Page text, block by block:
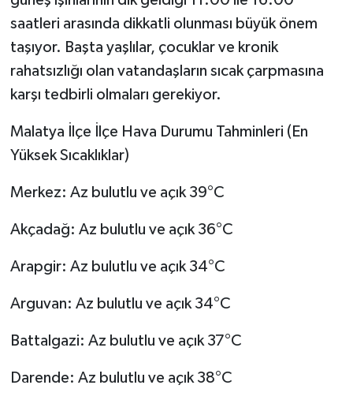
saatleri arasında dikkatli olunması büyük önem
taşıyor. Başta yaşlılar, çocuklar ve kronik
rahatsızlığı olan vatandaşların sıcak çarpmasına
karşı tedbirli olmaları gerekiyor.
Malatya İlçe İlçe Hava Durumu Tahminleri (En
Yüksek Sıcaklıklar)
Merkez: Az bulutlu ve açık 39°C
Akçadağ: Az bulutlu ve açık 36°C
Arapgir: Az bulutlu ve açık 34°C
Arguvan: Az bulutlu ve açık 34°C
Battalgazi: Az bulutlu ve açık 37°C
Darende: Az bulutlu ve açık 38°C